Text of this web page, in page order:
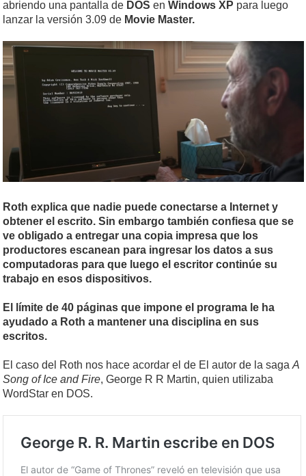
abriendo una pantalla de DOS en Windows XP para luego
lanzar la versión 3.09 de Movie Master.
Roth explica que nadie puede conectarse a Internet y
obtener el escrito. Sin embargo también confiesa que se
ve obligado a entregar una copia impresa que los
productores escanean para ingresar los datos a sus
computadoras para que luego el escritor continúe su
trabajo en esos dispositivos.
El límite de 40 páginas que impone el programa le ha
ayudado a Roth a mantener una disciplina en sus
escritos.
El caso del Roth nos hace acordar el de El autor de la saga A
Song of Ice and Fire, George R R Martin, quien utilizaba
WordStar en DOS.